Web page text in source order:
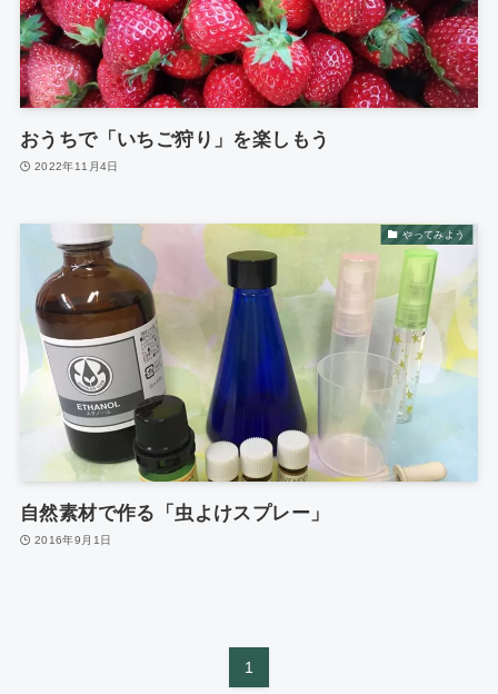
おうちで「いちご狩り」を楽しもう
2022年11月4日
やってみよう
自然素材で作る「虫よけスプレー」
2016年9月1日
1